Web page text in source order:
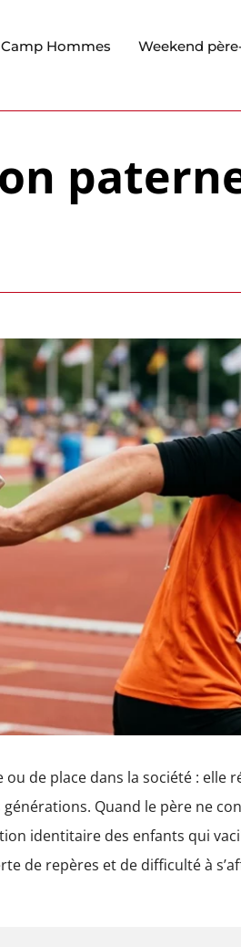
Camp Hommes Weekend
de place dans la société : elle
Quand le père ne
identitaire des enfants qui
de repères et de difficulté à